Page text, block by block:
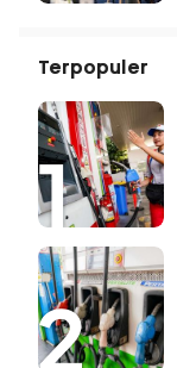
Terpopuler